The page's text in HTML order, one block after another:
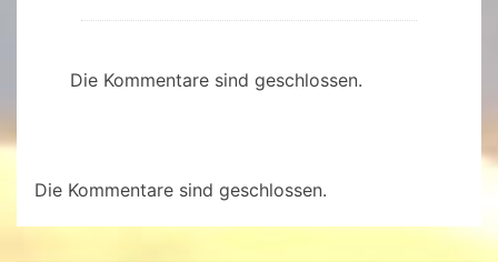
Die Kommentare sind geschlossen.
Die Kommentare sind geschlossen.